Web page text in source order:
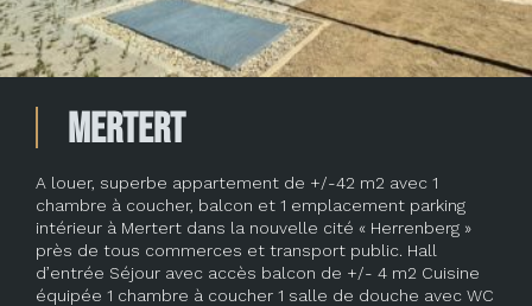
Mertert
A louer, superbe appartement de +/-42 m2 avec 1
chambre à coucher, balcon et 1 emplacement parking
intérieur à Mertert dans la nouvelle cité « Herrenberg »
près de tous commerces et transport public. Hall
d’entrée Séjour avec accès balcon de +/- 4 m2 Cuisine
équipée 1 chambre à coucher 1 salle de douche avec WC